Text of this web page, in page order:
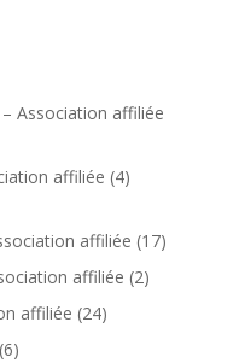
Association affiliée
affiliée (4)
affiliée (17)
affiliée (2)
affiliée (24)
(6)